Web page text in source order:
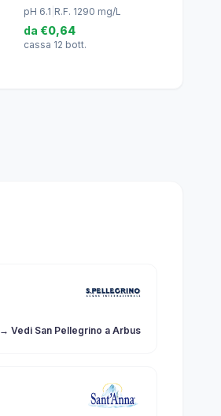
pH 6.1 R.F. 1290 mg/L
da €0,64
cassa 12 bott.
→ Vedi San Pellegrino a Arbus